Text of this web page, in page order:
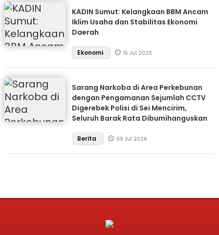
KADIN Sumut: Kelangkaan BBM Ancam
Iklim Usaha dan Stabilitas Ekonomi
Daerah
Ekonomi 15 Jul 2026
Sarang Narkoba di Area Perkebunan
dengan Pengamanan Sejumlah CCTV
Digerebek Polisi di Sei Mencirim,
Seluruh Barak Rata Dibumihanguskan
Berita 09 Jul 2026